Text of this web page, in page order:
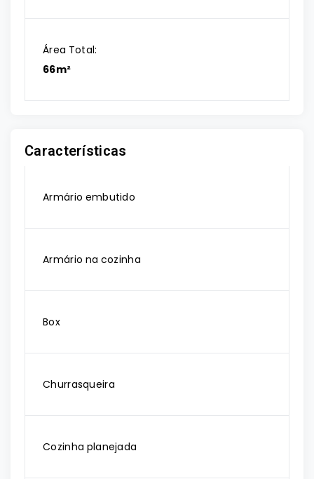
Área Total:
66m²
Características
Armário embutido
Armário na cozinha
Box
Churrasqueira
Cozinha planejada